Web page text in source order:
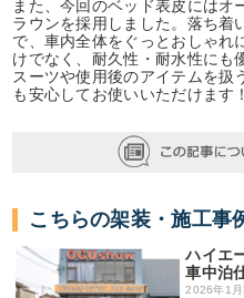
また、今回のベッド表皮にはオ
ラウンを採用しました。落ち着
で、車内全体をぐっとおしゃれ
けでなく、耐久性・耐水性にも
スーツや使用後のアイテムを扱
も安心してお使いいただけます！
こちらの架装・施工事
ハイエ
車中泊
2026年1月